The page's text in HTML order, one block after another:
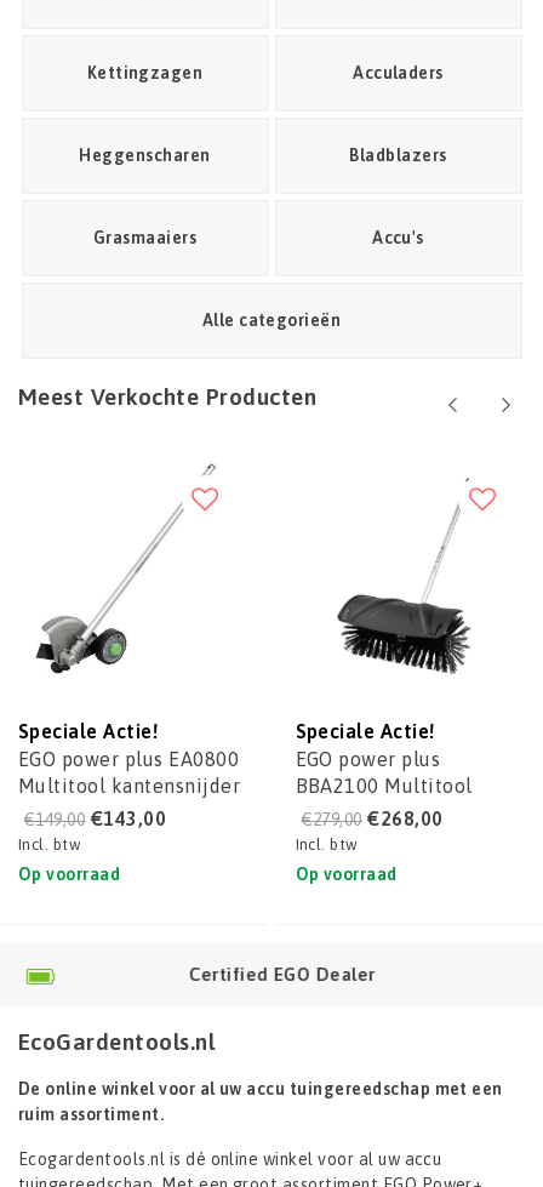
Kettingzagen Acculaders
Heggenscharen Bladblazers
Grasmaaiers Accu's
Alle categorieën
Meest Verkochte Producten
Speciale Actie!
EGO power plus EA0800
Multitool kantensnijder
€149,00 €143,00
Incl. btw
Op voorraad
Speciale Actie!
EGO power plus
BBA2100 Multitool
Bezem
€279,00 €268,00
Incl. btw
Op voorraad
Certified EGO Dealer
EcoGardentools.nl
De online winkel voor al uw accu tuingereedschap met een
ruim assortiment.
Ecogardentools.nl is dé online winkel voor al uw accu